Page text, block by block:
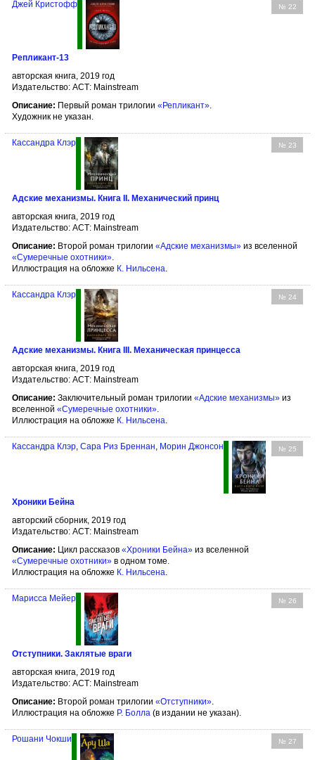
№ 22
Джей Кристофф
Репликант-13
авторская книга, 2019 год
Издательство: АСТ: Mainstream
Описание: Первый роман трилогии «Репликант»
Художник не указан.
№ 23
Кассандра Клэр
Адские механизмы. Книга II. Механический принц
авторская книга, 2019 год
Издательство: АСТ: Mainstream
Описание: Второй роман трилогии «Адские механизмы» из вселенной
«Сумеречные охотники»
Иллюстрация на обложке К. Нильсена
№ 24
Кассандра Клэр
Адские механизмы. Книга III. Механическая принцесса
авторская книга, 2019 год
Издательство: АСТ: Mainstream
Описание: Заключительный роман трилогии «Адские механизмы» из
вселенной «Сумеречные охотники».
Иллюстрация на обложке К. Нильсена.
№ 25
Кассандра Клэр, Сара Риз Бреннан, Морин Джонсон
Хроники Бейна
авторский сборник, 2019 год
Издательство: АСТ: Mainstream
Описание: Цикл рассказов «Хроники Бейна» из вселенной
«Сумеречные охотники» в одном томе.
Иллюстрация на обложке К. Нильсена.
№ 26
Марисса Мейер
Отступники. Заклятые враги
авторская книга, 2019 год
Издательство: АСТ: Mainstream
Описание: Второй роман трилогии «Отступники».
Иллюстрация на обложке Р. Болла (в издании не указан).
№ 27
Рошани Чокши